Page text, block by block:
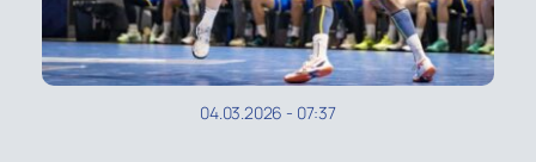
04.03.2026 - 07:37